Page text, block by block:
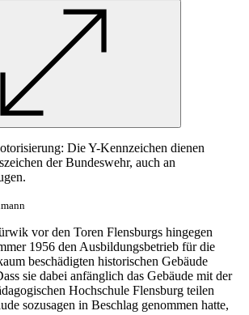
Die Y-Kennzeichen dienen
der Bundeswehr, auch an
vor den Toren Flensburgs hingegen
1956 den Ausbildungsbetrieb für die
beschädigten historischen Gebäude
sie dabei anfänglich das Gebäude mit der
Hochschule Flensburg teilen
sozusagen in Beschlag genommen hatte,